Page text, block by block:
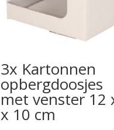
3x Kartonnen
opbergdoosjes
met venster 12
x 10 cm